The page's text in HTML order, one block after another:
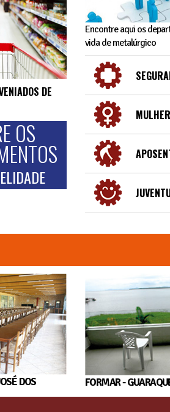
DE
OS
Encontre aqui os
vida de metalúrgico
MULHER
DOS
FORMAR -